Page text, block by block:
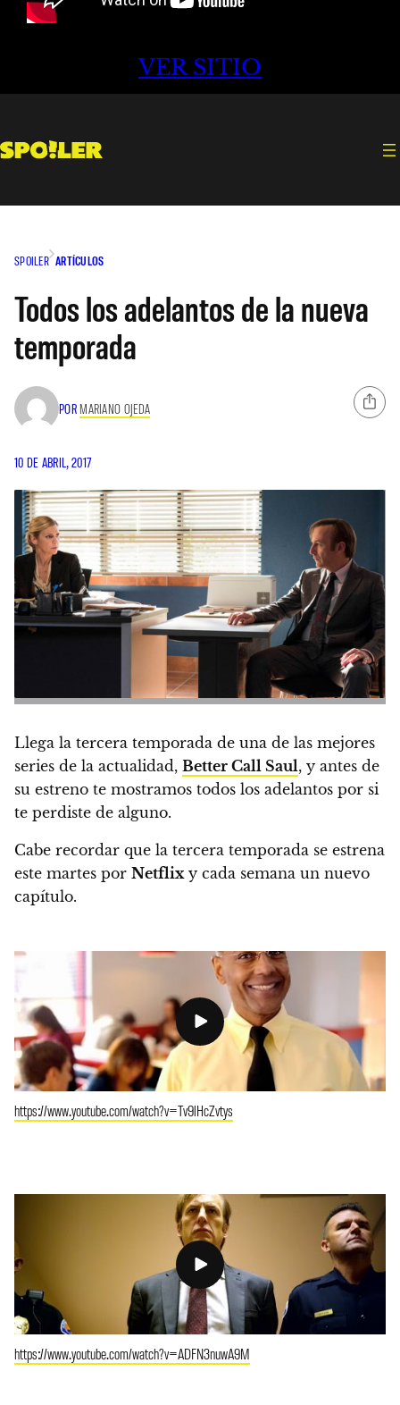
VER SITIO
SPOILER ARTÍCULOS
Todos los adelantos de la nueva
temporada
POR MARIANO OJEDA
10 DE ABRIL, 2017
Llega la tercera temporada de una de las mejores
series de la actualidad, Better Call Saul, y antes de
su estreno te mostramos todos los adelantos por si
te perdiste de alguno.
Cabe recordar que la tercera temporada se estrena
este martes por Netflixy cada semana un nuevo
capítulo.
https://www.youtube.com/watch?v=Tv9lHcZvtys
https://www.youtube.com/watch?v=ADFN3nuwA9M